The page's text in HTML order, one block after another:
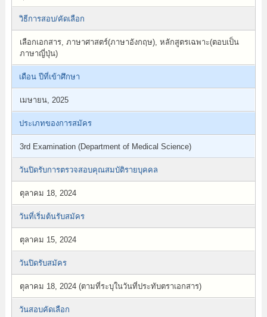
วิธีการสอบ/คัดเลือก
เลือกเอกสาร, ภาษาศาสตร์(ภาษาอังกฤษ), หลักสูตรเฉพาะ(ตอบเป็น
ภาษาญี่ปุ่น)
เดือน ปีที่เข้าศึกษา
เมษายน, 2025
ประเภทของการสมัคร
3rd Examination (Department of Medical Science)
วันปิดรับการตรวจสอบคุณสมบัติรายบุคคล
ตุลาคม 18, 2024
วันที่เริ่มต้นรับสมัคร
ตุลาคม 15, 2024
วันปิดรับสมัคร
ตุลาคม 18, 2024 (ตามที่ระบุในวันที่ประทับตราเอกสาร)
วันสอบคัดเลือก